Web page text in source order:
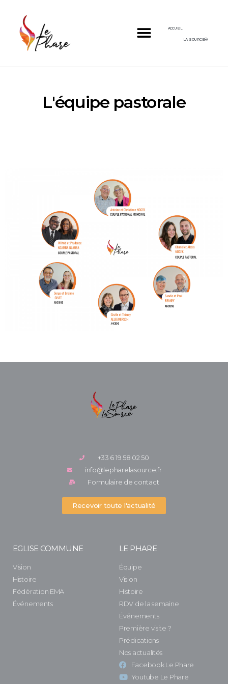
ACCUEIL
LA SOURCE
L'équipe pastorale
+33 6 19 58 02 50
info@lepharelasource.fr
Formulaire de contact
Recevoir toute l'actualité
EGLISE COMMUNE
Vision
Histoire
Fédération EMA
Événements
LE PHARE
Équipe
Vision
Histoire
RDV de la semaine
Événements
Première visite ?
Prédications
Nos actualités
Facebook Le Phare
Youtube Le Phare